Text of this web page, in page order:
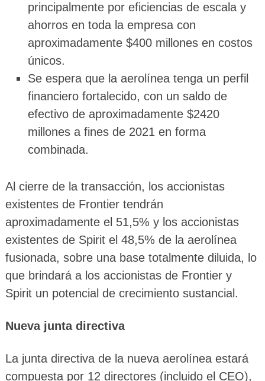
principalmente por eficiencias de escala y
ahorros en toda la empresa con
aproximadamente $400 millones en costos
únicos.
Se espera que la aerolínea tenga un perfil
financiero fortalecido, con un saldo de
efectivo de aproximadamente $2420
millones a fines de 2021 en forma
combinada.
Al cierre de la transacción, los accionistas
existentes de Frontier tendrán
aproximadamente el 51,5% y los accionistas
existentes de Spirit el 48,5% de la aerolínea
fusionada, sobre una base totalmente diluida, lo
que brindará a los accionistas de Frontier y
Spirit un potencial de crecimiento sustancial.
Nueva junta directiva
La junta directiva de la nueva aerolínea estará
compuesta por 12 directores (incluido el CEO),